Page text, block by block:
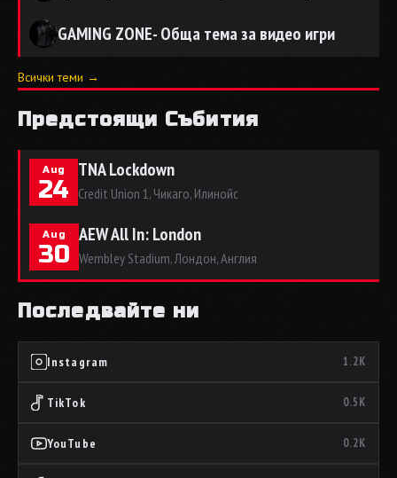
GAMING ZONE- Обща тема за видео игри
Всички теми →
Предстоящи Събития
Aug
24
TNA Lockdown
Credit Union 1, Чикаго, Илинойс
Aug
30
AEW All In: London
Wembley Stadium, Лондон, Англия
Последвайте ни
Instagram 1.2K
TikTok 0.5K
YouTube 0.2K